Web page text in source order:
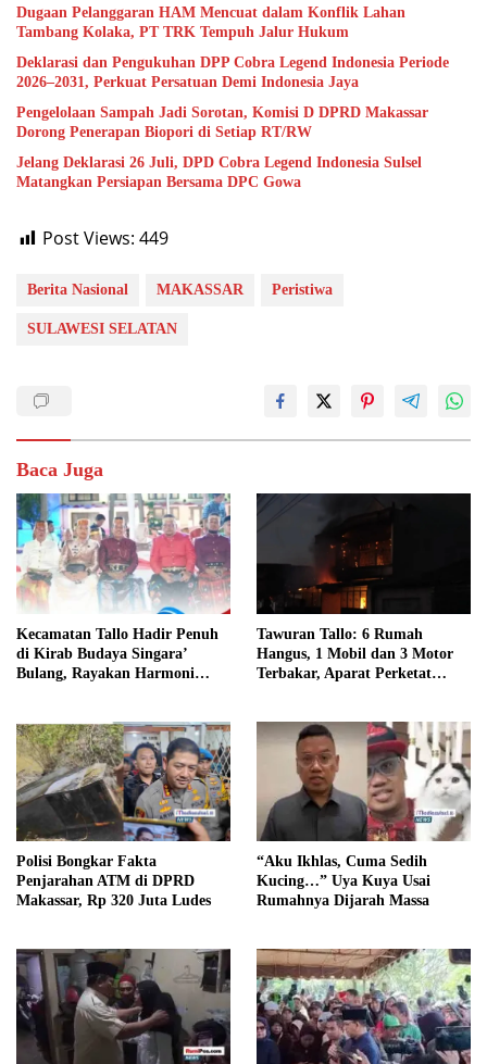
Dugaan Pelanggaran HAM Mencuat dalam Konflik Lahan
Tambang Kolaka, PT TRK Tempuh Jalur Hukum
Deklarasi dan Pengukuhan DPP Cobra Legend Indonesia Periode
2026–2031, Perkuat Persatuan Demi Indonesia Jaya
Pengelolaan Sampah Jadi Sorotan, Komisi D DPRD Makassar
Dorong Penerapan Biopori di Setiap RT/RW
Jelang Deklarasi 26 Juli, DPD Cobra Legend Indonesia Sulsel
Matangkan Persiapan Bersama DPC Gowa
Post Views: 449
Berita Nasional MAKASSAR Peristiwa
SULAWESI SELATAN
Baca Juga
Kecamatan Tallo Hadir Penuh
di Kirab Budaya Singara’
Bulang, Rayakan Harmoni
Tawuran Tallo: 6 Rumah
Hangus, 1 Mobil dan 3 Motor
Terbakar, Aparat Perketat
Polisi Bongkar Fakta
Penjarahan ATM di DPRD
Makassar, Rp 320 Juta Ludes
“Aku Ikhlas, Cuma Sedih
Kucing…” Uya Kuya Usai
Rumahnya Dijarah Massa